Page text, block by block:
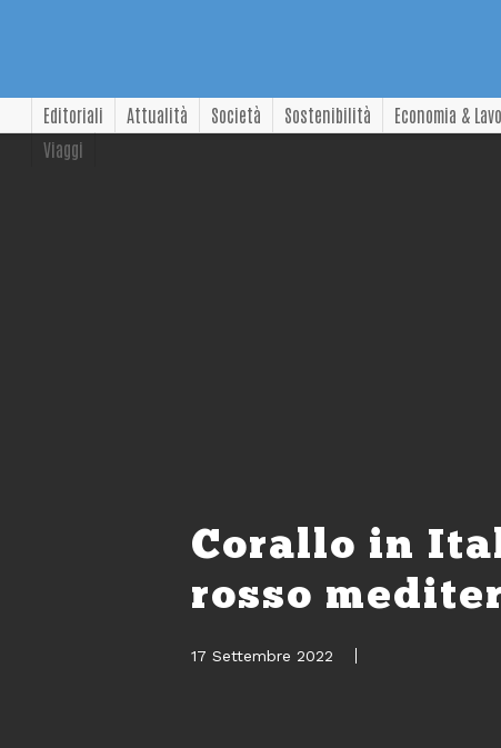
Editoriali Attualità Società Sostenibilità Economia &
Viaggi
Corallo in
rosso
17 Settembre 2022